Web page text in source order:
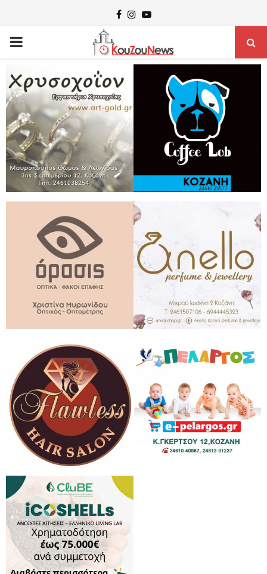
Facebook
Instagram
Youtube
PRIMARY
MENU